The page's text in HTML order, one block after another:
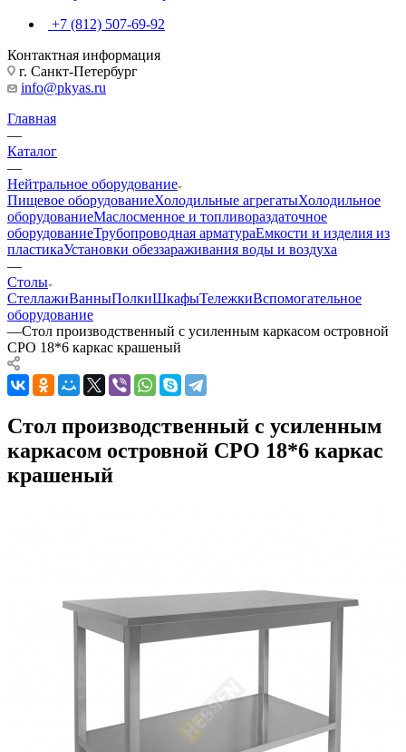
+7 (812) 507-69-92
Контактная информация
г. Санкт-Петербург
info@pkyas.ru
Главная
—
Каталог
—
Нейтральное оборудование
Пищевое оборудованиеХолодильные агрегатыХолодильное
оборудованиеМаслосменное и топливораздаточное
оборудованиеТрубопроводная арматураЕмкости и изделия из
пластикаУстановки обеззараживания воды и воздуха
—
Столы
СтеллажиВанныПолкиШкафыТележкиВспомогательное
оборудование
—Стол производственный с усиленным каркасом островной
СРО 18*6 каркас крашеный
Стол производственный с усиленным
каркасом островной СРО 18*6 каркас
крашеный